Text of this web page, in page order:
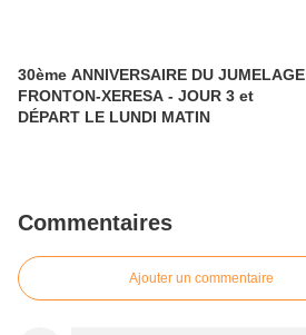
30ème ANNIVERSAIRE DU JUMELAGE
FRONTON-XERESA - JOUR 3 et
DÉPART LE LUNDI MATIN
Commentaires
Ajouter un commentaire